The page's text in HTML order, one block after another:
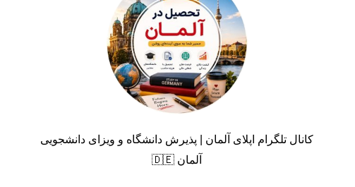
کانال تلگرام اپلای آلمان | پذیرش دانشگاه و ویزای دانشجویی
آلمان 🇩🇪